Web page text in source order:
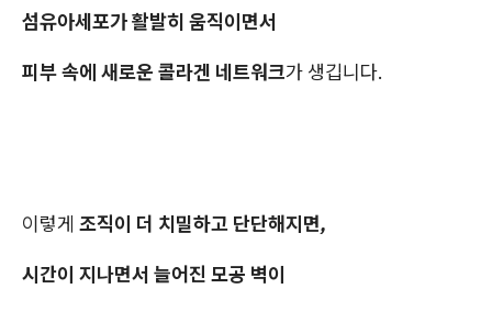
섬유아세포가 활발히 움직이면서
피부 속에 새로운 콜라겐 네트워크가 생깁니다.
이렇게 조직이 더 치밀하고 단단해지면,
시간이 지나면서 늘어진 모공 벽이